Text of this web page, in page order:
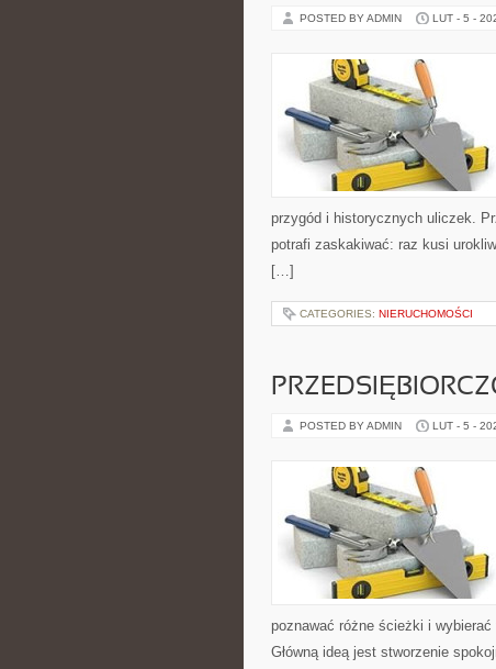
POSTED BY ADMIN LUT - 5 -
przygód i historycznych uliczek.
potrafi zaskakiwać: raz kusi
[…]
CATEGORIES: NIERUCHOMOŚCI
POSTED BY ADMIN LUT - 5 -
poznawać różne ścieżki i
Główną ideą jest stworzenie